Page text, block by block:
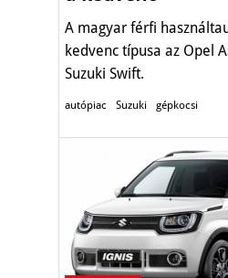
A magyar férfi
kedvenc típusa az Opel
Suzuki Swift.
autópiac Suzuki gépkocsi